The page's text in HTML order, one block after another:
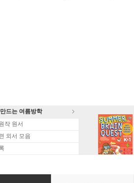
드는 여름방학
작 원서
외서 모음